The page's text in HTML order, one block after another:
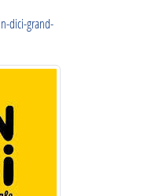
dici-grand-